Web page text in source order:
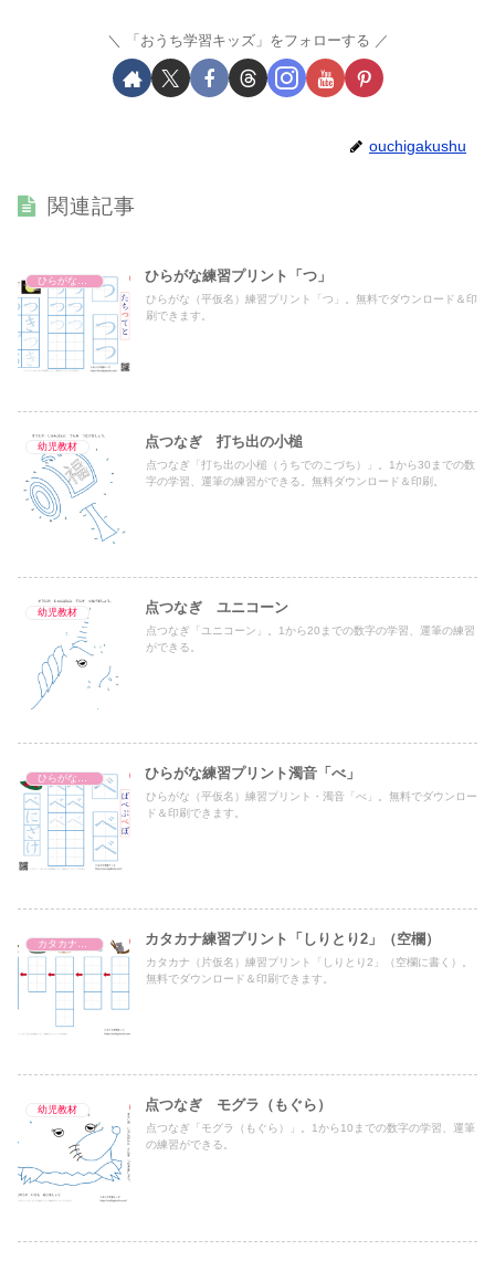
「おうち学習キッズ」をフォローする
ouchigakushu
関連記事
ひらがな練習プリント「つ」
ひらがな（平仮名）練習プリント「つ」。無料でダウンロード＆印
刷できます。
幼児教材 点つなぎ 打ち出の小槌
点つなぎ「打ち出の小槌（うちでのこづち）」。1から30までの数
字の学習、運筆の練習ができる。無料ダウンロード＆印刷。
幼児教材 点つなぎ ユニコーン
点つなぎ「ユニコーン」。1から20までの数字の学習、運筆の練習
ができる。
ひらがな濁音・半濁音・拗音・促音（一文字ずつ） ひらがな練習プリント濁音「べ」
ひらがな（平仮名）練習プリント・濁音「べ」。無料でダウンロー
ド＆印刷できます。
カタカナ練習プリント カタカナ練習プリント「しりとり2」（空欄）
カタカナ（片仮名）練習プリント「しりとり2」（空欄に書く）。
無料でダウンロード＆印刷できます。
幼児教材 点つなぎ モグラ（もぐら）
点つなぎ「モグラ（もぐら）」。1から10までの数字の学習、運筆
の練習ができる。